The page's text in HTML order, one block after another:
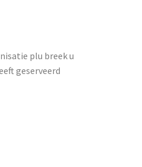
plu breek u
geserveerd